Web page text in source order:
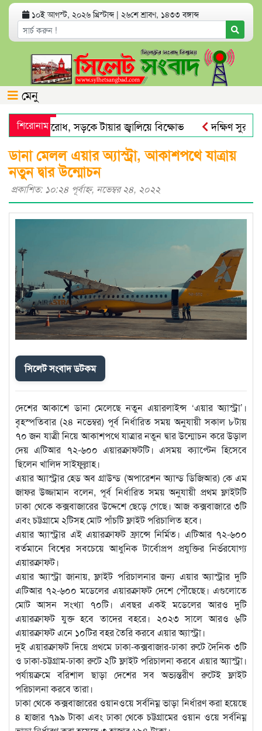
১০ই আগস্ট, ২০২৬ খ্রিস্টাব্দ | ২৬শে শ্রাবণ, ১৪৩৩ বঙ্গাব্দ
মেনু
শিরোনাম
সড়ক অবরোধ, সড়কে টায়ার জ্বালিয়ে বিক্ষোভ
দক্ষিণ সুরমা
ডানা মেলল এয়ার অ্যাস্ট্রা, আকাশপথে যাত্রায়
নতুন দ্বার উন্মোচন
প্রকাশিত: ১০:২৪ পূর্বাহ্ণ, নভেম্বর ২৪, ২০২২
সিলেট সংবাদ ডটকম
দেশের আকাশে ডানা মেলেছে নতুন এয়ারলাইন্স ‘এয়ার অ্যাস্ট্রা’।
বৃহস্পতিবার (২৪ নভেম্বর) পূর্ব নির্ধারিত সময় অনুযায়ী সকাল ৮টায়
৭০ জন যাত্রী নিয়ে আকাশপথে যাত্রার নতুন দ্বার উন্মোচন করে উড়াল
দেয় এটিআর ৭২-৬০০ এয়ারক্রাফটটি। এসময় ক্যাপ্টেন হিসেবে
ছিলেন খালিদ সাইফুল্লাহ।
এয়ার অ্যাস্ট্রার হেড অব গ্রাউন্ড (অপারেশন অ্যান্ড ডিজিআর) কে এম
জাফর উজ্জামান বলেন, পূর্ব নির্ধারিত সময় অনুযায়ী প্রথম ফ্লাইটটি
ঢাকা থেকে কক্সবাজারের উদ্দেশে ছেড়ে গেছে। আজ কক্সবাজারে ৩টি
এবং চট্টগ্রামে ২টিসহ মোট পাঁচটি ফ্লাইট পরিচালিত হবে।
এয়ার অ্যাস্ট্রার এই এয়ারক্রাফট ফ্রান্সে নির্মিত। এটিআর ৭২-৬০০
বর্তমানে বিশ্বের সবচেয়ে আধুনিক টার্বোপ্রপ প্রযুক্তির নির্ভরযোগ্য
এয়ারক্রাফট।
এয়ার অ্যাস্ট্রা জানায়, ফ্লাইট পরিচালনার জন্য এয়ার অ্যাস্ট্রার দুটি
এটিআর ৭২-৬০০ মডেলের এয়ারক্রাফট দেশে পৌঁছেছে। এগুলোতে
মোট আসন সংখ্যা ৭০টি। এবছর একই মডেলের আরও দুটি
এয়ারক্রাফট যুক্ত হবে তাদের বহরে। ২০২৩ সালে আরও ৬টি
এয়ারক্রাফট এনে ১০টির বহর তৈরি করবে এয়ার অ্যাস্ট্রা।
দুই এয়ারক্রাফট দিয়ে প্রথমে ঢাকা-কক্সবাজার-ঢাকা রুটে দৈনিক ৩টি
ও ঢাকা-চট্টগ্রাম-ঢাকা রুটে ২টি ফ্লাইট পরিচালনা করবে এয়ার অ্যাস্ট্রা।
পর্যায়ক্রমে বরিশাল ছাড়া দেশের সব অভ্যন্তরীণ রুটেই ফ্লাইট
পরিচালনা করবে তারা।
ঢাকা থেকে কক্সবাজারের ওয়ানওয়ে সর্বনিম্ন ভাড়া নির্ধারণ করা হয়েছে
৪ হাজার ৭৯৯ টাকা এবং ঢাকা থেকে চট্টগ্রামের ওয়ান ওয়ে সর্বনিম্ন